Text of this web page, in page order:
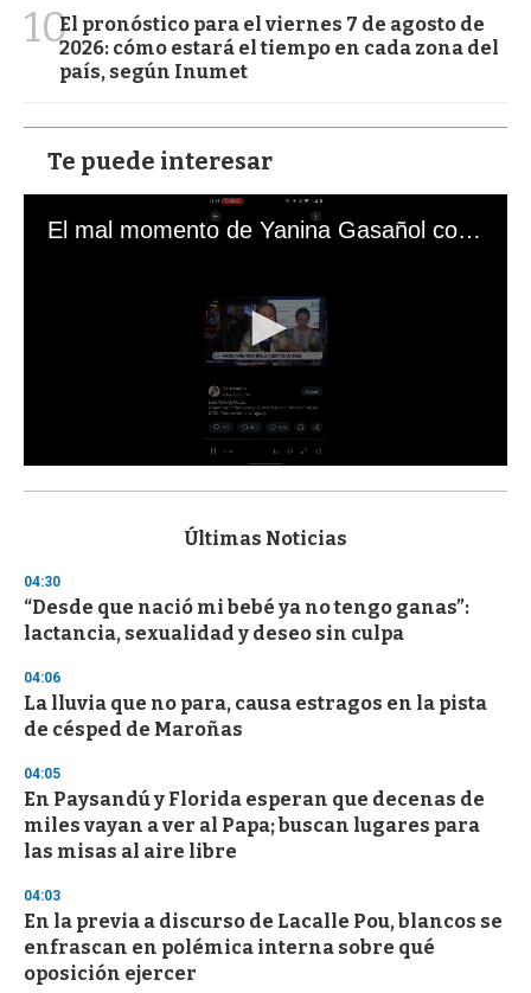
10El pronóstico para el viernes 7 de agosto de
2026: cómo estará el tiempo en cada zona del
país, según Inumet
Te puede interesar
El mal momento de Yanina Gasañol con un hincha argentino en "Subrayado"
s
d
s
o
f
3
s
e
c
n
d
Últimas Noticias
04:30
“Desde que nació mi bebé ya no tengo ganas”:
lactancia, sexualidad y deseo sin culpa
04:06
La lluvia que no para, causa estragos en la pista
de césped de Maroñas
04:05
En Paysandú y Florida esperan que decenas de
miles vayan a ver al Papa; buscan lugares para
las misas al aire libre
04:03
En la previa a discurso de Lacalle Pou, blancos se
enfrascan en polémica interna sobre qué
oposición ejercer